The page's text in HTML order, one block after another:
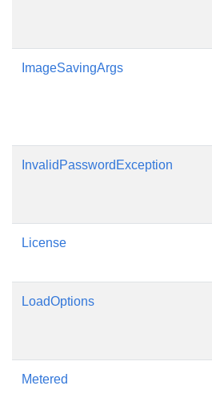
ImageSavingArgs
InvalidPasswordException
License
LoadOptions
Metered